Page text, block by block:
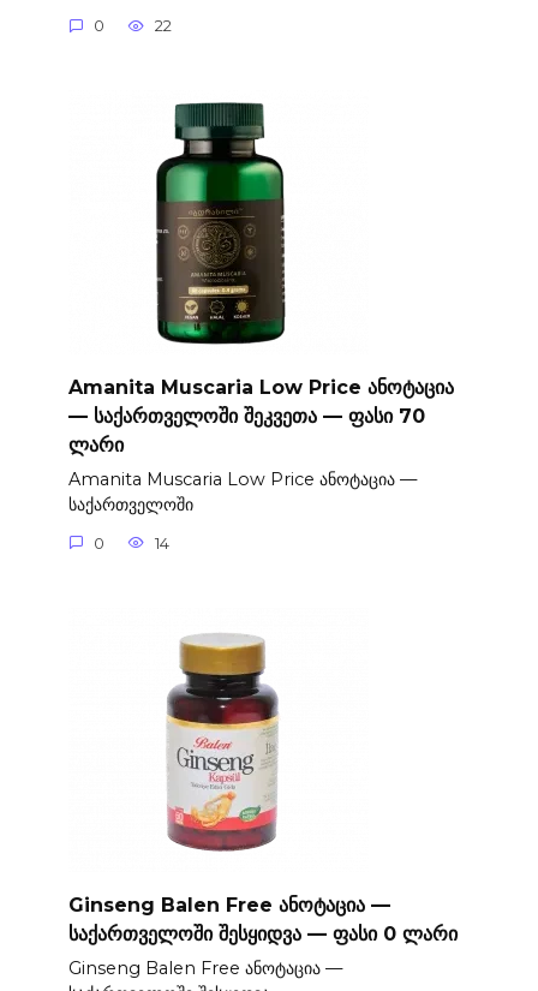
0 22
Amanita Muscaria Low Price ანოტაცია
— საქართველოში შეკვეთა — ფასი 70
ლარი
Amanita Muscaria Low Price ანოტაცია —
საქართველოში
0 14
Ginseng Balen Free ანოტაცია —
საქართველოში შესყიდვა — ფასი 0 ლარი
Ginseng Balen Free ანოტაცია —